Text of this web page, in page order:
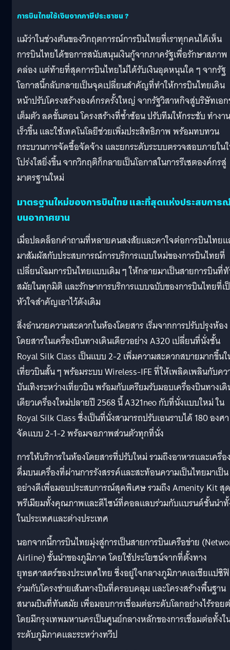
การบินไทยใช้เงินจากภาษีประชาชน ?
แม้ว่าในช่วงต้นของวิกฤตการณ์การบินไทยที่เราทุกคนได้เห็น
การบินไทยได้ขอการสนับสนุนเงินกู้จากภาครัฐเพื่อรักษาสภาพ
คล่อง แต่ท้ายที่สุดการบินไทยไม่ได้รับเงินอุดหนุนใด ๆ จากรัฐ
โอกาสนี้กลับกลายเป็นจุดเปลี่ยนสำคัญที่ทำให้การบินไทยเดิน
หน้าปรับโครงสร้างองค์กรครั้งใหญ่ จากรัฐวิสาหกิจสู่บริษัทเอ
เต็มตัว ลดขั้นตอน โครงสร้างที่ซ้ำซ้อน ปรับทีมให้กระชับ ทำงาน
เร็วขึ้น และใช้เทคโนโลยีช่วยเพิ่มประสิทธิภาพ พร้อมทบทวน
กระบวนการจัดซื้อจัดจ้าง และยกระดับระบบตรวจสอบภายใน
โปร่งใสยิ่งขึ้น จากวิกฤติก็กลายเป็นโอกาสในการรีเซตองค์กรสู่
มาตรฐานใหม่
มาตรฐานใหม่ของการบินไทย และที่สุดแห่งประสบการ
บนอากาศยาน
เมื่อปลดล็อกคำถามที่หลายคนสงสัยและคาใจต่อการบินไทย
มาสัมผัสกับประสบการณ์การบริการแบบใหม่ของการบินไทยที่
เปลี่ยนโฉมการบินไทยแบบเดิม ๆ ให้กลายมาเป็นสายการบินที่
สมัยในทุกมิติ และรักษาการบริการแบบฉบับของการบินไทยที่เ
หัวใจสำคัญเอาไว้ดังเดิม
สิ่งอำนวยความสะดวกในห้องโดยสาร เริ่มจากการปรับปรุงห้อง
โดยสารในเครื่องบินทางเดินเดียวอย่าง A320 เปลี่ยนที่นั่งชั้น
Royal Silk Class เป็นแบบ 2-2 เพิ่มความสะดวกสบายมากขึ้น
เที่ยวบินสั้น ๆ พร้อมระบบ Wireless-IFE ที่ให้เพลิดเพลินกับคว
บันเทิงระหว่างเที่ยวบิน พร้อมกับเตรียมรับมอบเครื่องบินทางเ
เดียวเครื่องใหม่ปลายปี 2568 นี้ A321neo กับที่นั่งแบบใหม่ ใน
Royal Silk Class ซึ่งเป็นที่นั่งสามารถปรับเอนราบได้ 180 องศา
จัดแบบ 2-1-2 พร้อมจอภาพส่วนตัวทุกที่นั่ง
การให้บริการในห้องโดยสารที่ปรับใหม่ รวมถึงอาหารและเครื่อ
ดื่มบนเครื่องที่ผ่านการรังสรรค์และสะท้อนความเป็นไทยมาเป็น
อย่างดีเพื่อมอบประสบการณ์สุดพิเศษ รวมถึง Amenity Kit สุด
พรีเมียมทั้งคุณภาพและดีไซน์ที่คอลแลบร่วมกับแบรนด์ชั้นนำ
ในประเทศและต่างประเทศ
นอกจากนี้การบินไทยมุ่งสู่การเป็นสายการบินเครือข่าย
Airline) ชั้นนำของภูมิภาค โดยใช้ประโยชน์จากที่ตั้งทาง
ยุทธศาสตร์ของประเทศไทย ซึ่งอยู่ใจกลางภูมิภาคเอเชียแปซิ
ร่วมกับโครงข่ายเส้นทางบินที่ครอบคลุม และโครงสร้างพื้นฐาน
สนามบินที่ทันสมัย เพื่อมอบการเชื่อมต่อระดับโลกอย่างไร้รอย
โดยมีกรุงเทพมหานครเป็นศูนย์กลางหลักของการเชื่อมต่อทั้งใ
ระดับภูมิภาคและระหว่างทวีป